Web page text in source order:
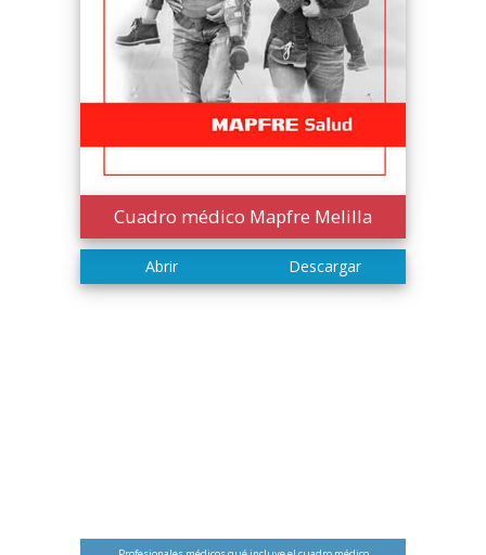
Cuadro médico Mapfre Melilla